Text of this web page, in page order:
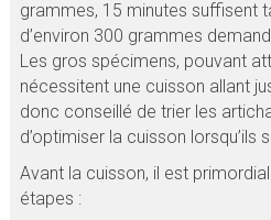
grammes, 15 minutes suffisent
d’environ 300 grammes
Les gros spécimens, pouvant
nécessitent une cuisson allant
donc conseillé de trier les
d’optimiser la cuisson lorsqu’ils
Avant la cuisson, il est
étapes :